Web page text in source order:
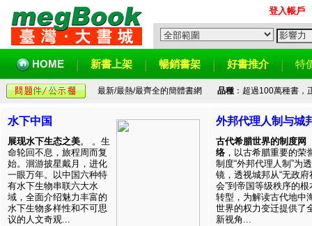
登入帳戶
HOME 新書上架 暢銷書架 好書推介 特
最新/最熱/最齊全的簡體書網 品種：超過100萬種書，
水下中国
展现水下生态之美。 。生
命轮回不息，旅程周而复
始。洄游披星戴月，进化
一眼万年。以中国六种特
有水下生物串联六大水
域，全面介绍魅力丰富的
水下生物多样性和不可思
议的人文奇观...
外邦代理人制与城
古代希腊世界的制度网
络 ，以古希腊重要的荣
制度“外邦代理人制”为透
镜，透视城邦从“无政府
会”到帝国等级秩序的根
转型，为解读古代地中
世界的权力变迁提供了
新视角...